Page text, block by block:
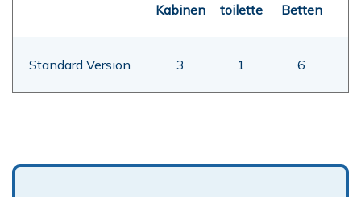
Kabinen toilette Betten
Standard Version 3 1 6